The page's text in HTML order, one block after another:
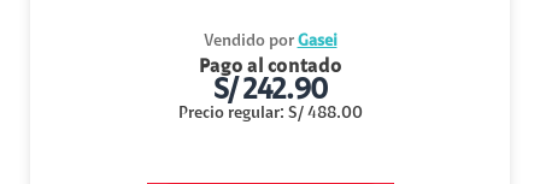
Vendido por Gasei
Pago al contado
S/242.90
Precio regular: S/ 488.00